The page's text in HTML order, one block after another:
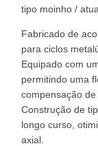
tipo moinho /
Fabricado de
para ciclos
Equipado com
permitindo uma
compensação de
Construção de
longo curso,
axial.